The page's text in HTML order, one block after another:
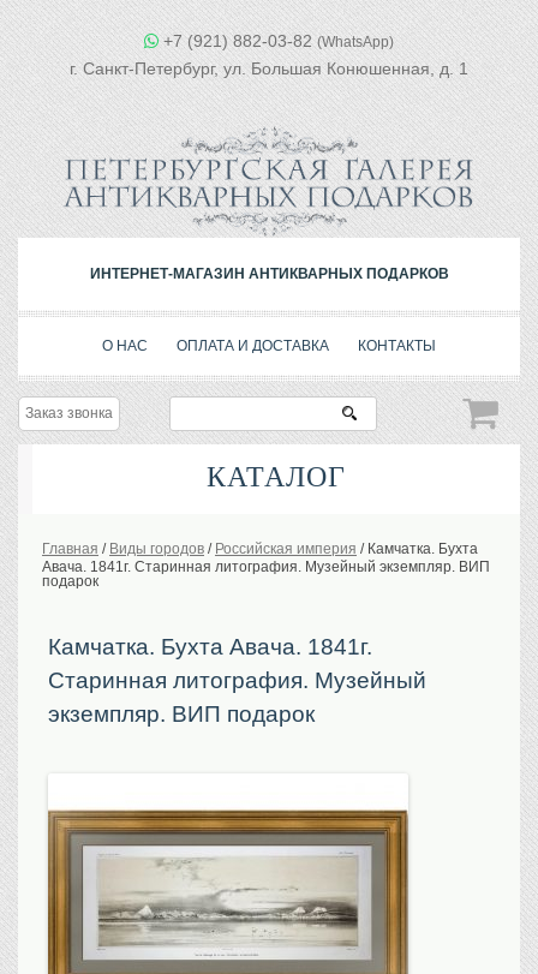
+7 (921) 882-03-82 (WhatsApp)
г. Санкт-Петербург, ул. Большая Конюшенная, д. 1
ИНТЕРНЕТ-МАГАЗИН АНТИКВАРНЫХ ПОДАРКОВ
О НАС ОПЛАТА И ДОСТАВКА КОНТАКТЫ
Заказ звонка
КАТАЛОГ
История Российской империи. Обычаи
Портреты царской
Старинные планы городов
Российская империя
Прочие
Старинные карты
Российская империя
Европа
Главная / Виды городов / Российская империя / Камчатка. Бухта
Авача. 1841г. Старинная литография. Музейный экземпляр. ВИП
подарок
Камчатка. Бухта Авача. 1841г.
Старинная литография. Музейный
экземпляр. ВИП подарок